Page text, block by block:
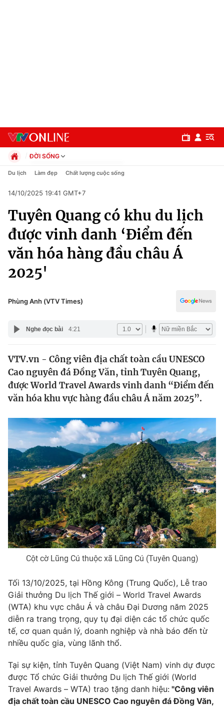
Chuyên mục
Chính trị
Xã hội
Tin tức
Thế giới đó đây
Câu chuyện quốc tế
Kinh tế
Tài chính
Góc doanh nghiệp
Dữ liệu và đời sống
Truyền hình
Phim VTV
Hậu trường
Nhân vật
Khán giả
Giải sao mai
Giải trí
Điện ảnh
Âm nhạc
Sao
Đời sống
Du lịch
Làm đẹp
Chất lượng cuộc sống
Giáo dục
Tuyển sinh
Học trực tuyến
Công nghệ
Sản phẩm
Thị trường
Tư vấn
Giao lưu trực tuyến
Lịch phát sóng
Chuyên mục khác
Emagazine Podcast
Photo Infographic
ĐỜI SỐNG
Chính trị
Pháp luật
Kinh tế
Thể thao
Truyền hình
Văn hóa - Giải trí
Đời sống
Giáo dục
Du lịch Làm đẹp Chất lượng cuộc sống
14/10/2025 19:41 GMT+7
Tuyên Quang có khu du lịch
được vinh danh ‘Điểm đến
văn hóa hàng đầu châu Á
2025'
Phùng Anh (VTV Times)
Nghe đọc bài 4:21
VTV.vn - Công viên địa chất toàn cầu UNESCO
Cao nguyên đá Đồng Văn, tỉnh Tuyên Quang,
được World Travel Awards vinh danh “Điểm đến
văn hóa khu vực hàng đầu châu Á năm 2025”.
Cột cờ Lũng Cú thuộc xã Lũng Cú (Tuyên Quang)
Tối 13/10/2025, tại Hồng Kông (Trung Quốc), Lễ trao
Giải thưởng Du lịch Thế giới – World Travel Awards
(WTA) khu vực châu Á và châu Đại Dương năm 2025
diễn ra trang trọng, quy tụ đại diện các tổ chức quốc
tế, cơ quan quản lý, doanh nghiệp và nhà báo đến từ
nhiều quốc gia, vùng lãnh thổ.
Tại sự kiện, tỉnh Tuyên Quang (Việt Nam) vinh dự được
được Tổ chức Giải thưởng Du lịch Thế giới (World
Travel Awards – WTA) trao tặng danh hiệu: "Công viên
địa chất toàn cầu UNESCO Cao nguyên đá Đồng Văn,